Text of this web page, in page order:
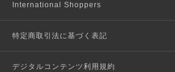
International Shoppers
特定商取引法に基づく表記
デジタルコンテンツ利用規約